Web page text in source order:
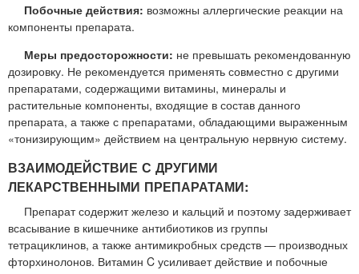
Побочные действия: возможны аллергические реакции на
компоненты препарата.
Меры предосторожности: не превышать рекомендованную
дозировку. Не рекомендуется применять совместно с другими
препаратами, содержащими витамины, минералы и
растительные компоненты, входящие в состав данного
препарата, а также с препаратами, обладающими выраженным
«тонизирующим» действием на центральную нервную систему.
ВЗАИМОДЕЙСТВИЕ С ДРУГИМИ
ЛЕКАРСТВЕННЫМИ ПРЕПАРАТАМИ:
Препарат содержит железо и кальций и поэтому задерживает
всасывание в кишечнике антибиотиков из группы
тетрациклинов, а также антимикробных средств — производных
фторхинолонов. Витамин C усиливает действие и побочные